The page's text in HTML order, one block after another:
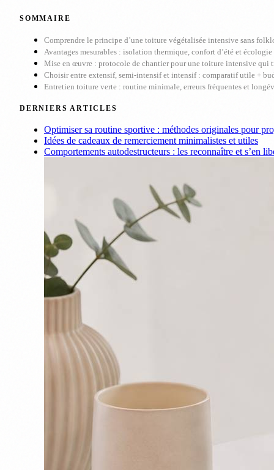
SOMMAIRE
Comprendre le principe d’une toiture végétalisée intensive sans
Avantages mesurables : isolation thermique, confort d’été et
Mise en œuvre : protocole de chantier pour une toiture intensive qui
Choisir entre extensif, semi-intensif et intensif : comparatif utile +
Entretien toiture verte : routine minimale, erreurs fréquentes et
DERNIERS ARTICLES
Optimiser sa routine sportive : méthodes originales pour
Idées de cadeaux de remerciement minimalistes et utiles
Comportements autodestructeurs : les reconnaître et s’en